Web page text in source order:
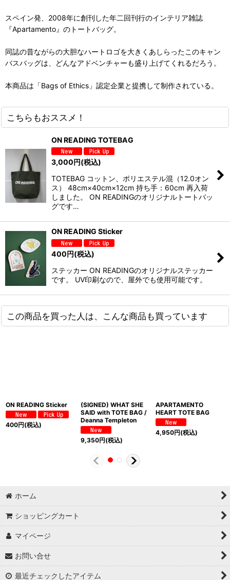
スペイン発、2008年に創刊した年二回刊行のインテリア雑誌
『Apartamento』のトートバッグ。
同誌の昔ながらの大胆なハートロゴを大きくあしらったこのキャン
バスバッグは、どんなアドベンチャーも盛り上げてくれるだろう。
本商品は「Bags of Ethics」認定企業と提携して制作されている。
こちらもおススメ！
ON READING TOTEBAG
3,000円(税込)
TOTEBAG コットン、ポリエステル混（12.0オン
ス） 48cm×40cm×12cm 持ち手：60cm 再入荷
しました。 ON READINGのオリジナルトートバッ
グです…
ON READING Sticker
400円(税込)
ステッカー ON READINGのオリジナルステッカー
です。 UV印刷なので、屋外でも使用可能です。
この商品を買った人は、こんな商品も買っています
ON READING Sticker
400円(税込)
(SIGNED) WHAT SHE
SAID with TOTE BAG /
Deanna Templeton
9,350円(税込)
APARTAMENTO
HEART TOTE BAG
4,950円(税込)
ホーム
ショッピングカート
マイページ
お問い合せ
最近チェックしたアイテム